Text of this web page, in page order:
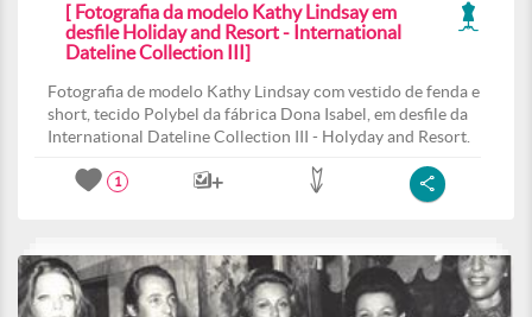
[ Fotografia da modelo Kathy Lindsay em
desfile Holiday and Resort - International
Dateline Collection III]
Fotografia de modelo Kathy Lindsay com vestido de fenda e
short, tecido Polybel da fábrica Dona Isabel, em desfile da
International Dateline Collection III - Holyday and Resort.
1